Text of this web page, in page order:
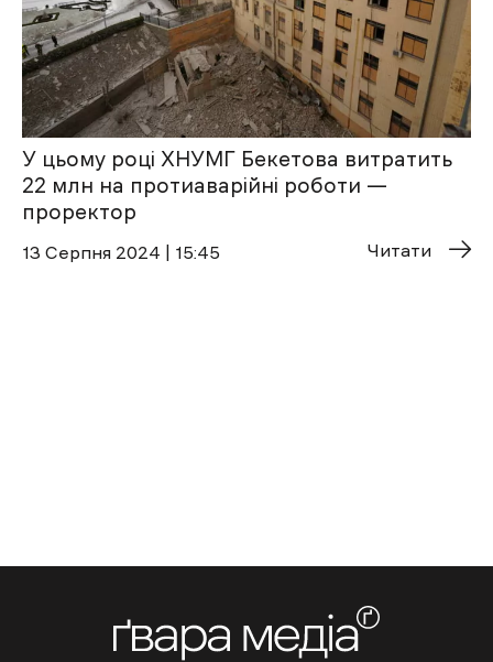
У цьому році ХНУМГ Бекетова витратить
22 млн на протиаварійні роботи —
проректор
13 Cерпня 2024 | 15:45 Читати